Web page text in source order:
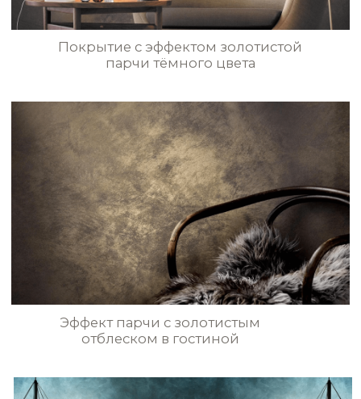
STE0172
STE0174
STE0176
STE0177 STE0178
STE0179
Стены с эффектом шёлковой
парчи в гостиной
Эффект шёлковой ткани в гостевой
комнате
Высококачественная декоративная
в Калининградcкой области